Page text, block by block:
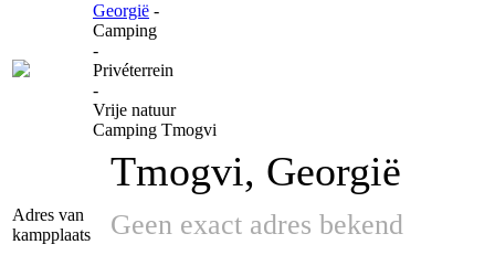
Georgië -
Camping
-
Privéterrein
-
Vrije natuur
Camping Tmogvi
Adres van
kampplaats
Tmogvi, Georgië
Geen exact adres bekend